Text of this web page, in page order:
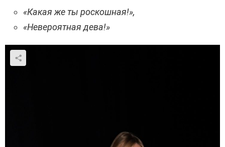
«Какая же ты роскошная!»,
«Невероятная дева!»